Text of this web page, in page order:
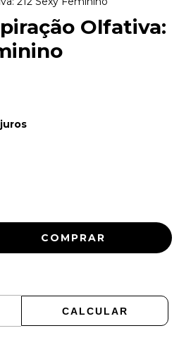
Olfativa:
CALCULAR